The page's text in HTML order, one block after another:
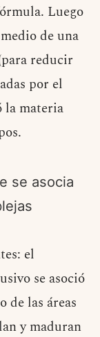
Luego
de una
reducir
por el
la materia
se asocia
el
se asoció
de las áreas
y maduran